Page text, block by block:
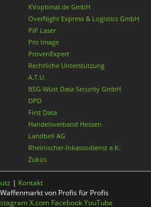
KVoptimal.de GmbH
OverNight Express & Logistics GmbH
PiP Laser
Pro Image
ProvenExpert
Rechtliche Unterstützung
A.T.U.
BSG-Wüst Data Security GmbH
DPD
First Data
Handelsverband Hessen
Landbell AG
Rheinischer-Inkassodienst e.K.
Zukos
| Kontakt
von Profis für Profis
X.com FacebookYouTube